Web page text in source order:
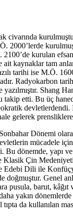
civarında
2000’lerde
2100’de kurulan
ait kaynaklar tam
tarihi ise M.Ö.
Radyokarbon
Shang
takip etti. Bu üç
devletlerdendi.
gelerek
Dönemi
mücadele
Bu dönemde, yapı
Klasik Çin
Edebi Dili ile
doğmuştur. Genel
pusula, barut, kâğıt
yakın
tıpta da kullanılan